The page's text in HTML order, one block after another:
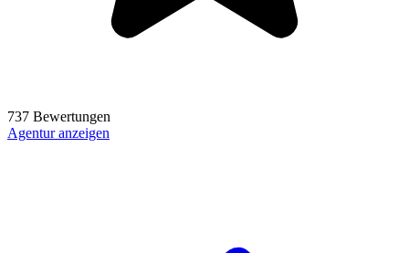
737 Bewertungen
Agentur anzeigen